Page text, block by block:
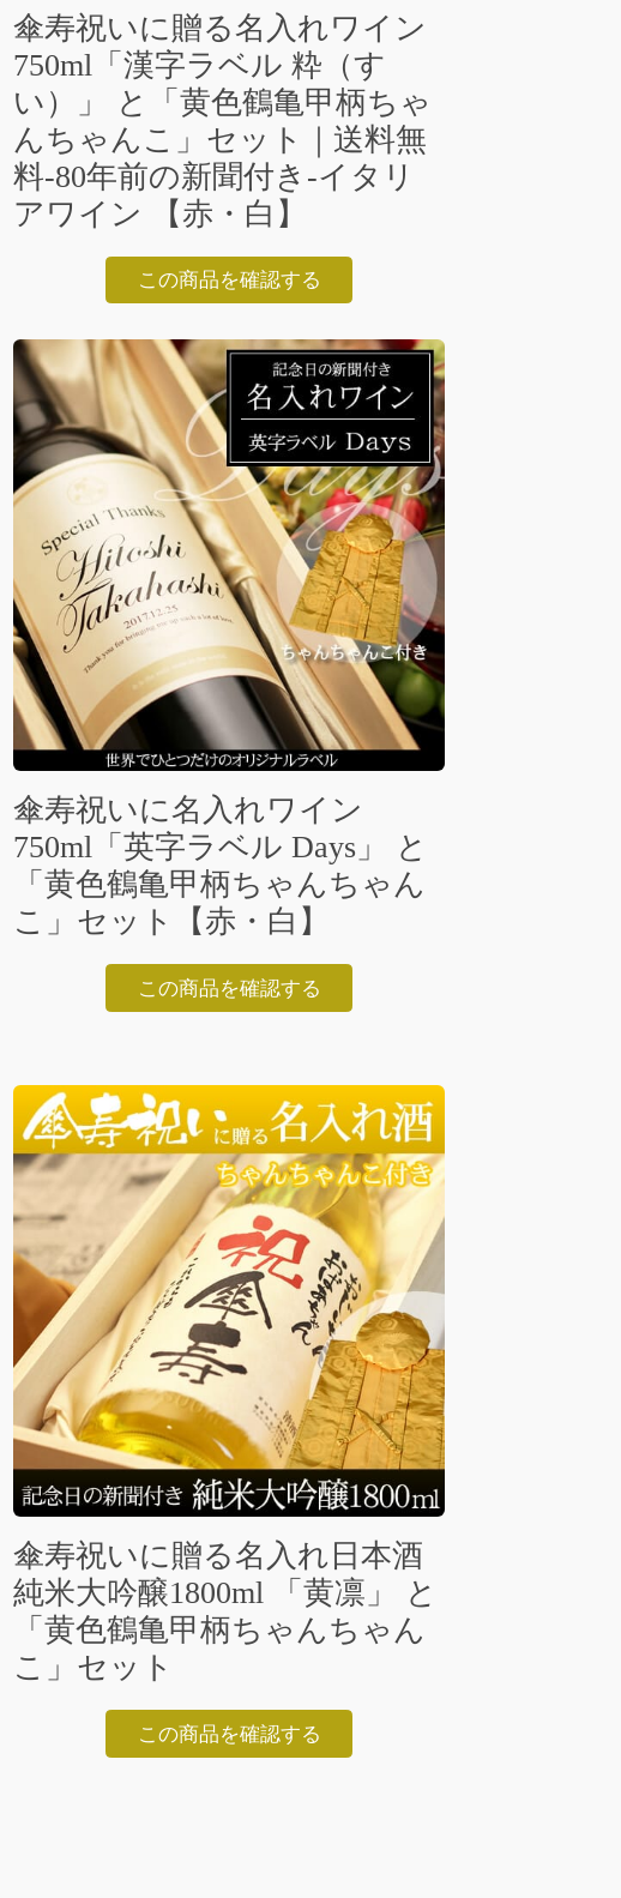
傘寿祝いに贈る名入れワイン
750ml「漢字ラベル 粋（す
い）」 と「黄色鶴亀甲柄ちゃ
んちゃんこ」セット｜送料無
料-80年前の新聞付き-イタリ
アワイン 【赤・白】
この商品を確認する
傘寿祝いに名入れワイン
750ml「英字ラベル Days」 と
「黄色鶴亀甲柄ちゃんちゃん
こ」セット【赤・白】
この商品を確認する
傘寿祝いに贈る名入れ日本酒
純米大吟醸1800ml 「黄凛」 と
「黄色鶴亀甲柄ちゃんちゃん
こ」セット
この商品を確認する